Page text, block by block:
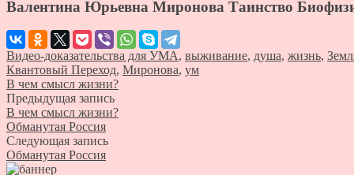
Валентина Юрьевна Миронова Таинство
Видео-доказательства для УМА, выживание, душа, жизнь,
Квантовый Переход, Миронова, ум
В чем смысл жизни?
Предыдущая запись
В чем смысл жизни?
Обманутая Россия
Следующая запись
Обманутая Россия